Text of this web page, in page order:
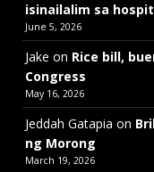
isinailalim sa
June 5, 2026
Jake on Rice bill,
Congress
May 16, 2026
Jeddah Gatapia on
ng Morong
March 19, 2026